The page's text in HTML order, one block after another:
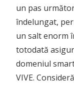
un pas
îndelungat,
un salt enorm
totodată
domeniul
VIVE.